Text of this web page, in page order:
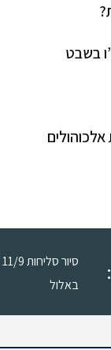
בשבט
באלול